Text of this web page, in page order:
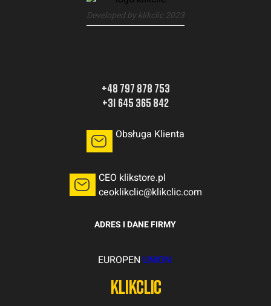
Developed by klikclic 2023
+48 797 878 753
+31 645 365 842
Obsługa Klienta
CEO klikstore.pl
ceoklikclic@klikclic.com
ADRES I DANE FIRMY
EUROPEN UNION
klikclic